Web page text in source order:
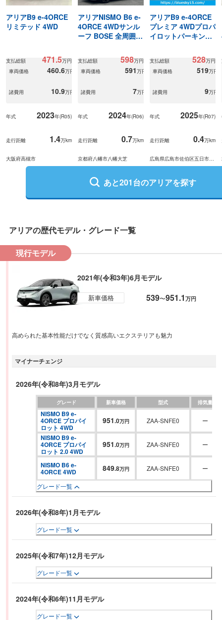
アリアB9 e-4ORCE
リミテッド 4WD
支払総額 471.5万円
車両価格
460.6万円
諸費用 10.9万円
年式 2023年(R05)
走行距離 1.4万km
大阪府高槻市
アリアNISMO B6 e-
4ORCE 4WDサンル
ーフ BOSE 全周囲
支払総額 598万円
車両価格
591万円
諸費用 7万円
年式 2024年(R06)
走行距離 0.7万km
京都府八幡市八幡大芝
アリアB9 e-4ORCE
プレミア 4WDプロパ
イロットパーキング
支払総額 528万円
車両価格
519万円
諸費用 9万円
年式 2025年(R07)
走行距離 0.4万km
広島県広島市佐伯区五日市町
あと201台のアリアを探す
アリアの歴代モデル・グレード一覧
現行モデル
2021年(令和3年)6月モデル
新車価格 539〜951.1万円
高められた基本性能だけでなく質感高いエクステリアも魅力
マイナーチェンジ
2026年(令和8年)3月モデル
グレード 新車価格 型式 排気量
NISMO B9 e-
4ORCE プロパイ
ロット 4WD
951.0万円 ZAA-SNFE0 ー
NISMO B9 e-
4ORCE プロパイ
ロット 2.0 4WD
951.0万円 ZAA-SNFE0 ー
NISMO B6 e-
4ORCE 4WD 849.8万円 ZAA-SNFE0 ー
グレード一覧
2026年(令和8年)1月モデル
グレード一覧
2025年(令和7年)12月モデル
グレード一覧
2024年(令和6年)11月モデル
グレード一覧